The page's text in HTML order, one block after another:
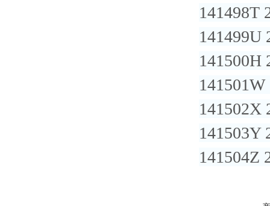
141498T
141499U
141500H
141502X
141503Y
141504Z